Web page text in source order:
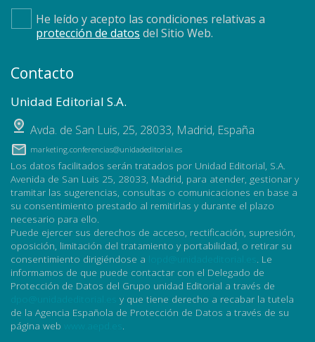
He leído y acepto las condiciones relativas a
protección de datos del Sitio Web.
Contacto
Unidad Editorial S.A.
Avda. de San Luis, 25, 28033, Madrid, España
marketing.conferencias@unidadeditorial.es
Los datos facilitados serán tratados por Unidad Editorial, S.A.
Avenida de San Luis 25, 28033, Madrid, para atender, gestionar y
tramitar las sugerencias, consultas o comunicaciones en base a
su consentimiento prestado al remitirlas y durante el plazo
necesario para ello.
Puede ejercer sus derechos de acceso, rectificación, supresión,
oposición, limitación del tratamiento y portabilidad, o retirar su
consentimiento dirigiéndose a
. Le
informamos de que puede contactar con el Delegado de
Protección de Datos del Grupo unidad Editorial a través de
y que tiene derecho a recabar la tutela
de la Agencia Española de Protección de Datos a través de su
página web